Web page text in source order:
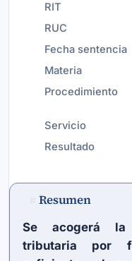
RIT
RUC
Fecha sentencia
Materia
Procedimiento
Servicio
Resultado
Resumen
Se acogerá la
tributaria por